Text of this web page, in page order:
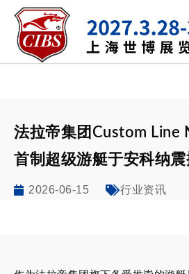
法拉帝集团Custom Line
首制超级游艇于安科纳
2026-06-15 行业资讯